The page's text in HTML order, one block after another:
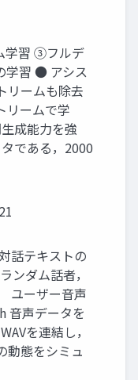
学習 ③フルデ
学習 ● アシス
リームも除去
リームで学
成能力を強
である，2000
話テキストの
ンダム話者，
ユーザー音声
音声データを
を連結し，
動態をシミュ